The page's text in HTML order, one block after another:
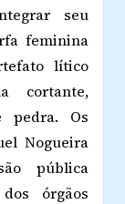
seu
feminina
lítico
cortante,
pedra. Os
Nogueira
pública
órgãos